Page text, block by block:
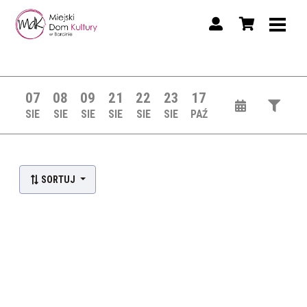
07
SIE
08
SIE
09
SIE
21
SIE
22
SIE
23
SIE
17
PAŹ
SORTUJ